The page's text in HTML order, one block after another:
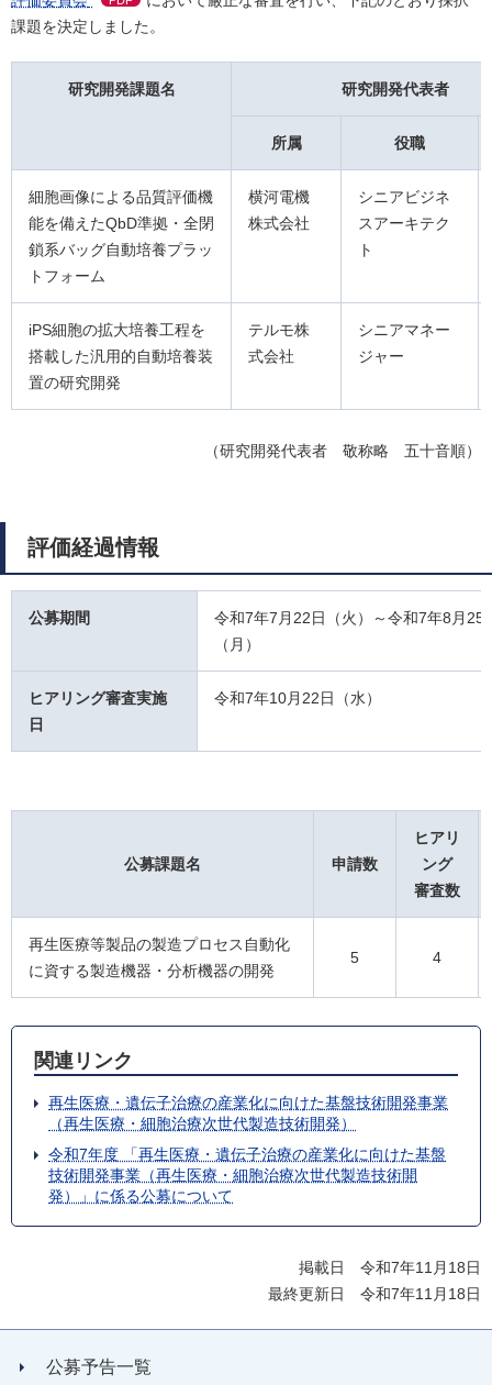
課題を決定しました。
研究開発課題名 研究開発代表者
所属 役職
細胞画像による品質評価機
能を備えたQbD準拠・全閉
鎖系バッグ自動培養プラッ
トフォーム
横河電機
株式会社
シニアビジネ
スアーキテク
ト
iPS細胞の拡大培養工程を
搭載した汎用的自動培養装
置の研究開発
テルモ株
式会社
シニアマネー
ジャー
（研究開発代表者 敬称略 五十音順）
評価経過情報
公募期間
令和7年7月22日（火）～令和7年8月25
（月）
ヒアリング審査実施
日
令和7年10月22日（水）
公募課題名 申請数
ヒアリ
ング
審査数
再生医療等製品の製造プロセス自動化
に資する製造機器・分析機器の開発
5 4
関連リンク
再生医療・遺伝子治療の産業化に向けた基盤技術開発事業
（再生医療・細胞治療次世代製造技術開発）
令和7年度 「再生医療・遺伝子治療の産業化に向けた基盤
技術開発事業（再生医療・細胞治療次世代製造技術開
発）」に係る公募について
掲載日 令和7年11月18日
最終更新日 令和7年11月18日
公募予告一覧